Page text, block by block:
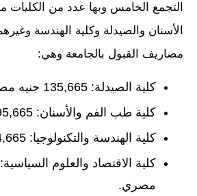
التجمع الخامس وبها عدد من
الأسنان والصيدلة وكلية الهندسة
مصاريف القبول بالجامعة وهي:
كلية الصيدلة: 135,665 جنيه مصري.
كلية طب الفم والأسنان: 195,665 جنيه مصري.
كلية الهندسة والتكنولوجيا: 94,665 جنيه مصري.
مصري.